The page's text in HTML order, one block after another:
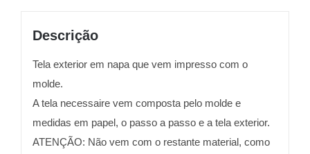
Descrição
Tela exterior em napa que vem impresso com o
molde.
A tela necessaire vem composta pelo molde e
medidas em papel, o passo a passo e a tela exterior.
ATENÇÃO: Não vem com o restante material, como